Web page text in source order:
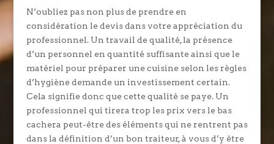
N’oubliez pas non plus de prendre en
considération le devis dans votre appréciation du
professionnel. Un travail de qualité, la présence
d’un personnel en quantité suffisante ainsi que le
matériel pour préparer une cuisine selon les règles
d’hygiène demande un investissement certain.
Cela signifie donc que cette qualité se paye. Un
professionnel qui tirera trop les prix vers le bas
cachera peut-être des éléments qui ne rentrent pas
dans la définition d’un bon traiteur, à vous d’y être